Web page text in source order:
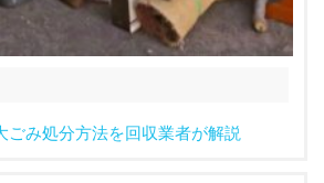
ごみ処分方法を回収業者が解説